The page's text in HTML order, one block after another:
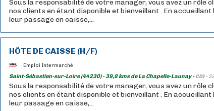
Sous la responsabilité de votre manager, vous avez un rôle
nos clients en étant disponible et bienveillant . En accueillant
leur passage en caisse,...
HÔTE DE CAISSE (H/F)
Emploi Intermarché
Saint-Sébastien-sur-Loire (44230) - 39,8 kms de La Chapelle-Launay -CDI -
Sous la responsabilité de votre manager, vous avez un rôle
nos clients en étant disponible et bienveillant . En accueillant
leur passage en caisse,...